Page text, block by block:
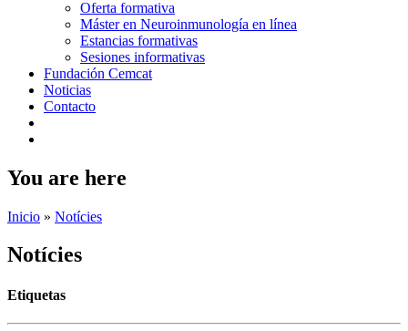
Oferta formativa
Máster en Neuroinmunología en línea
Estancias formativas
Sesiones informativas
Fundación Cemcat
Noticias
Contacto
You are here
Inicio » Notícies
Notícies
Etiquetas